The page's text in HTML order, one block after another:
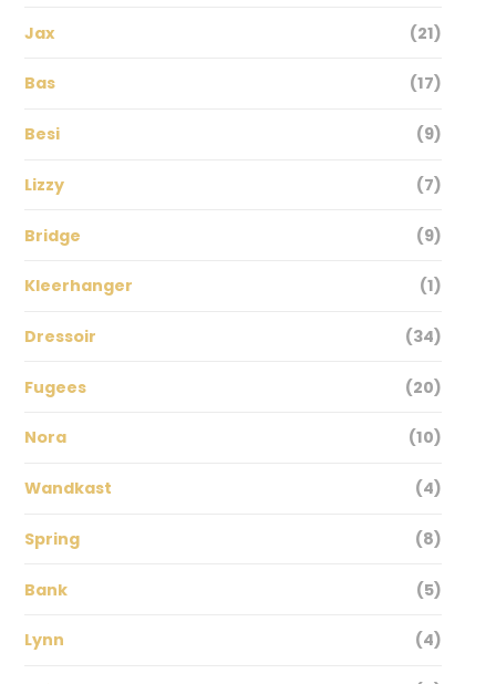
Jax (21)
Bas (17)
Besi (9)
Lizzy (7)
Bridge (9)
Kleerhanger (1)
Dressoir (34)
Fugees (20)
Nora (10)
Wandkast (4)
Spring (8)
Bank (5)
Lynn (4)